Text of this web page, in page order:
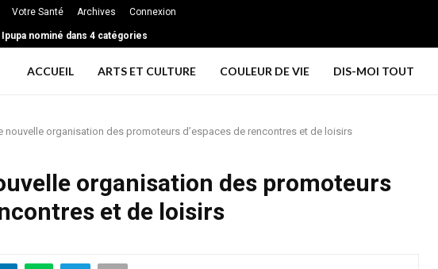
Votre Santé Archives Connexion
nominé dans 4 catégories
ACCUEIL ARTS ET CULTURE COULEUR DE VIE DIS-MOI TOUT
nouvelle organisation des promoteurs d’espaces de rencontres et de loisirs
organisation des promoteurs
et de loisirs